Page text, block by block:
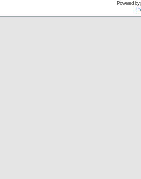
Powered by